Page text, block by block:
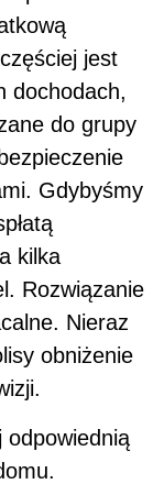
jest
dochodach,
do grupy
Gdybyśmy
kilka
Rozwiązanie
Nieraz
obniżenie
odpowiednią